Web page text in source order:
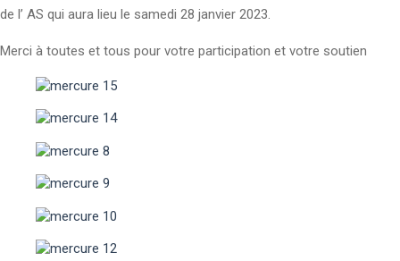
de l’ AS qui aura lieu le samedi 28 janvier 2023.
Merci à toutes et tous pour votre participation et votre soutien